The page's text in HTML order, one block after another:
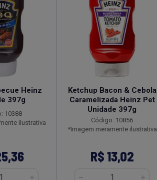
Heinz
397g
10388
ilustrativa
Ketchup Bacon & Cebola
Caramelizada Heinz Pet
Unidade 397g
Código: 10856
*Imagem meramente ilustrativa
R$ 13,02